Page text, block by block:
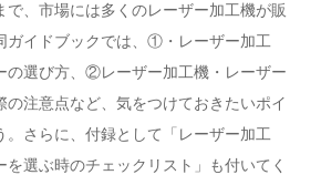
、市場には多くのレーザー加工機が販
ガイドブックでは、①・レーザー加工
の選び方、②レーザー加工機・レーザー
の注意点など、気をつけておきたいポイ
。さらに、付録として「レーザー加工
選ぶ時のチェックリスト」も付いてく